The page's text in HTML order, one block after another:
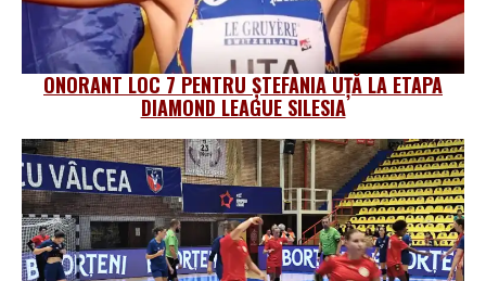
ONORANT LOC 7 PENTRU ȘTEFANIA UȚĂ LA ETAPA
DIAMOND LEAGUE SILESIA